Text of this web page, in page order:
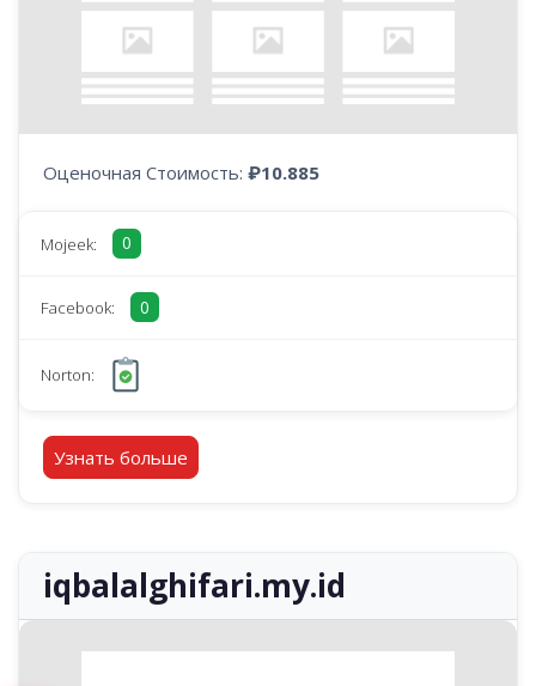
Оценочная Стоимость: ₽10.885
Mojeek: 0
Facebook: 0
Norton:
Узнать больше
iqbalalghifari.my.id